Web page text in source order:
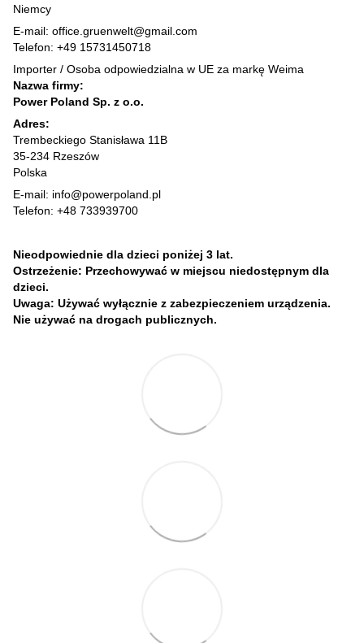
Niemcy
E-mail: office.gruenwelt@gmail.com
Telefon: +49 15731450718
Importer / Osoba odpowiedzialna w UE za markę Weima
Nazwa firmy:
Power Poland Sp. z o.o.
Adres:
Trembeckiego Stanisława 11B
35-234 Rzeszów
Polska
E-mail: info@powerpoland.pl
Telefon: +48 733939700
Nieodpowiednie dla dzieci poniżej 3 lat.
Ostrzeżenie: Przechowywać w miejscu niedostępnym dla
dzieci.
Uwaga: Używać wyłącznie z zabezpieczeniem urządzenia.
Nie używać na drogach publicznych.